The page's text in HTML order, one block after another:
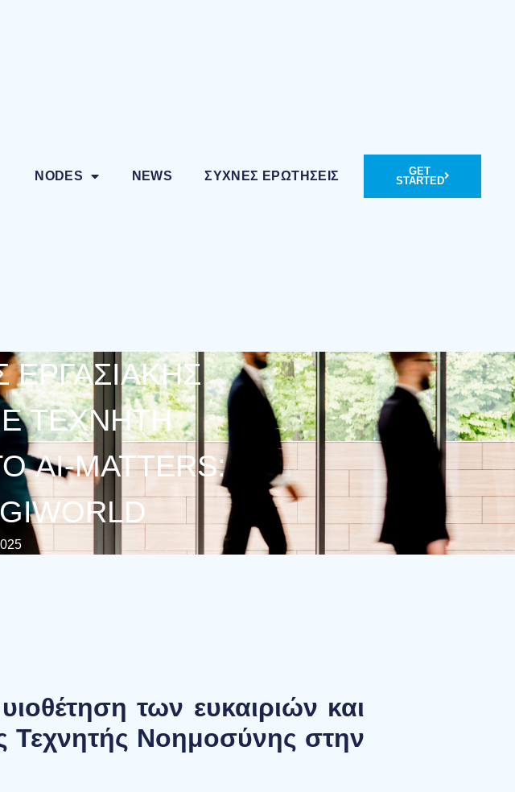
NODES NEWS ΣΥΧΝΈΣ ΕΡΩΤΉΣΕΙΣ
GET
STARTED
ΕΡΓΑΣΙΑΚΉΣ
ΤΕΧΝΗΤΉ
MATTERS:
των ευκαιριών και
Τεχνητής Νοημοσύνης στην